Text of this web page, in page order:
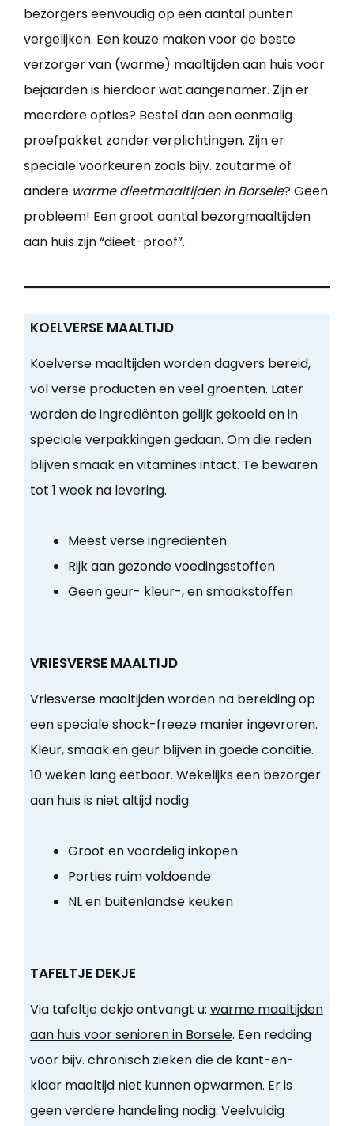
bezorgers eenvoudig op een aantal punten
vergelijken. Een keuze maken voor de beste
verzorger van (warme) maaltijden aan huis voor
bejaarden is hierdoor wat aangenamer. Zijn er
meerdere opties? Bestel dan een eenmalig
proefpakket zonder verplichtingen. Zijn er
speciale voorkeuren zoals bijv. zoutarme of
andere warme dieetmaaltijden in Borsele? Geen
probleem! Een groot aantal bezorgmaaltijden
aan huis zijn “dieet-proof”.
KOELVERSE MAALTIJD
Koelverse maaltijden worden dagvers bereid,
vol verse producten en veel groenten. Later
worden de ingrediënten gelijk gekoeld en in
speciale verpakkingen gedaan. Om die reden
blijven smaak en vitamines intact. Te bewaren
tot 1 week na levering.
Meest verse ingrediënten
Rijk aan gezonde voedingsstoffen
Geen geur- kleur-, en smaakstoffen
VRIESVERSE MAALTIJD
Vriesverse maaltijden worden na bereiding op
een speciale shock-freeze manier ingevroren.
Kleur, smaak en geur blijven in goede conditie.
10 weken lang eetbaar. Wekelijks een bezorger
aan huis is niet altijd nodig.
Groot en voordelig inkopen
Porties ruim voldoende
NL en buitenlandse keuken
TAFELTJE DEKJE
Via tafeltje dekje ontvangt u: warme maaltijden
aan huis voor senioren in Borsele. Een redding
voor bijv. chronisch zieken die de kant-en-
klaar maaltijd niet kunnen opwarmen. Er is
geen verdere handeling nodig. Veelvuldig